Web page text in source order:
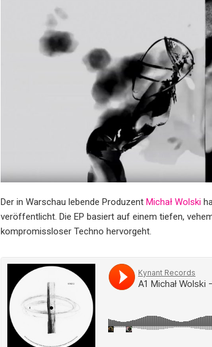
Der in Warschau lebende Produzent Michał Wolski
veröffentlicht. Die EP basiert auf einem tiefen,
kompromissloser Techno hervorgeht.